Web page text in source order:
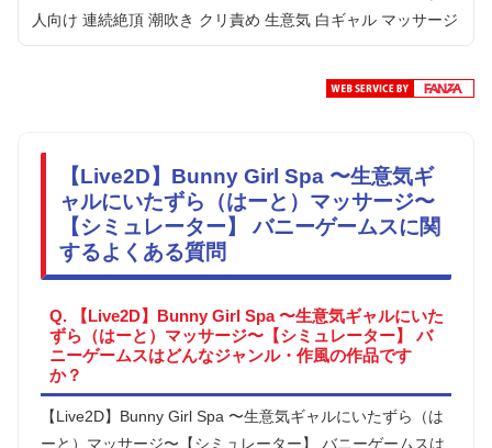
人向け 連続絶頂 潮吹き クリ責め 生意気 白ギャル マッサージ
【Live2D】Bunny Girl Spa 〜生意気ギ
ャルにいたずら（はーと）マッサージ〜
【シミュレーター】 バニーゲームスに関
するよくある質問
Q. 【Live2D】Bunny Girl Spa 〜生意気ギャルにいた
ずら（はーと）マッサージ〜【シミュレーター】 バ
ニーゲームスはどんなジャンル・作風の作品です
か？
【Live2D】Bunny Girl Spa 〜生意気ギャルにいたずら（は
ーと）マッサージ〜【シミュレーター】 バニーゲームスは